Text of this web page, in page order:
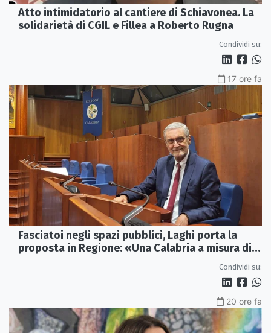
Atto intimidatorio al cantiere di Schiavonea. La
solidarietà di CGIL e Fillea a Roberto Rugna
Condividi su:
17 ore fa
Fasciatoi negli spazi pubblici, Laghi porta la
proposta in Regione: «Una Calabria a misura di
Condividi su:
20 ore fa